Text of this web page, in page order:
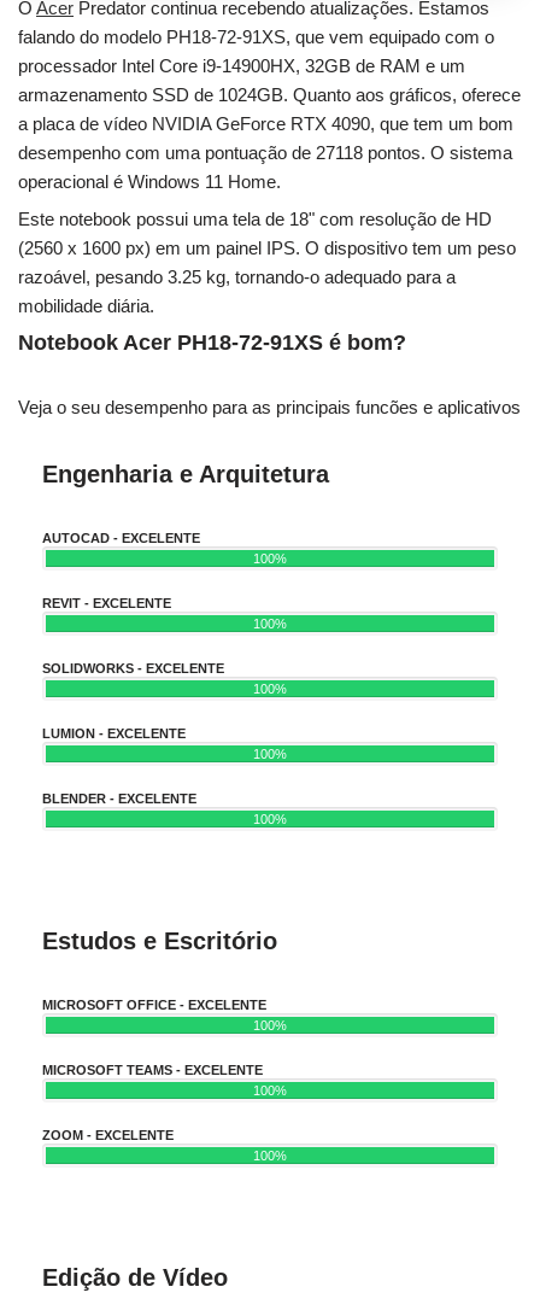
O Acer Predator continua recebendo atualizações. Estamos
falando do modelo PH18-72-91XS, que vem equipado com o
processador Intel Core i9-14900HX, 32GB de RAM e um
armazenamento SSD de 1024GB. Quanto aos gráficos, oferece
a placa de vídeo NVIDIA GeForce RTX 4090, que tem um bom
desempenho com uma pontuação de 27118 pontos. O sistema
operacional é Windows 11 Home.
Este notebook possui uma tela de 18" com resolução de HD
(2560 x 1600 px) em um painel IPS. O dispositivo tem um peso
razoável, pesando 3.25 kg, tornando-o adequado para a
mobilidade diária.
Notebook Acer PH18-72-91XS é bom?
Veja o seu desempenho para as principais funcões e aplicativos
Engenharia e Arquitetura
AUTOCAD - EXCELENTE
100%
REVIT - EXCELENTE
100%
SOLIDWORKS - EXCELENTE
100%
LUMION - EXCELENTE
100%
BLENDER - EXCELENTE
100%
Estudos e Escritório
MICROSOFT OFFICE - EXCELENTE
100%
MICROSOFT TEAMS - EXCELENTE
100%
ZOOM - EXCELENTE
100%
Edição de Vídeo